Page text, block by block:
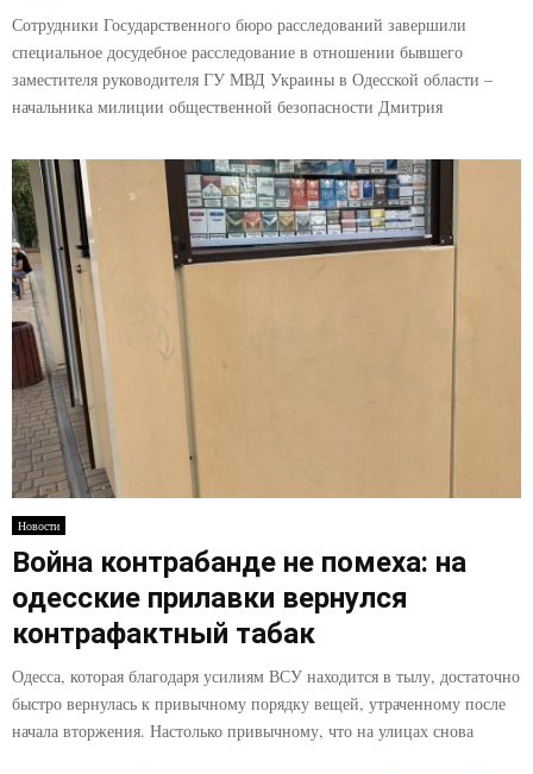
Сотрудники Государственного бюро расследований завершили
специальное досудебное расследование в отношении бывшего
заместителя руководителя ГУ МВД Украины в Одесской области –
начальника милиции общественной безопасности Дмитрия
Новости
Война контрабанде не помеха: на
одесские прилавки вернулся
контрафактный табак
Одесса, которая благодаря усилиям ВСУ находится в тылу, достаточно
быстро вернулась к привычному порядку вещей, утраченному после
начала вторжения. Настолько привычному, что на улицах снова